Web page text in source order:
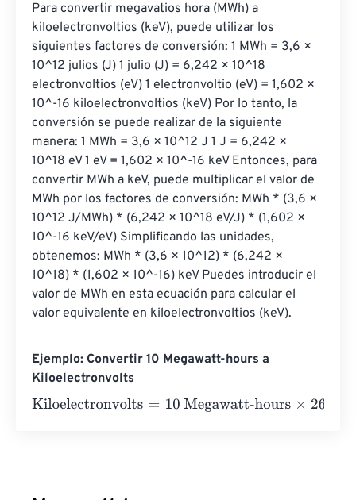
Para convertir megavatios hora (MWh) a
kiloelectronvoltios (keV), puede utilizar los
siguientes factores de conversión: 1 MWh = 3,6 ×
10^12 julios (J) 1 julio (J) = 6,242 × 10^18
electronvoltios (eV) 1 electronvoltio (eV) = 1,602 ×
10^-16 kiloelectronvoltios (keV) Por lo tanto, la
conversión se puede realizar de la siguiente
manera: 1 MWh = 3,6 × 10^12 J 1 J = 6,242 ×
10^18 eV 1 eV = 1,602 × 10^-16 keV Entonces, para
convertir MWh a keV, puede multiplicar el valor de
MWh por los factores de conversión: MWh * (3,6 ×
10^12 J/MWh) * (6,242 × 10^18 eV/J) * (1,602 ×
10^-16 keV/eV) Simplificando las unidades,
obtenemos: MWh * (3,6 × 10^12) * (6,242 ×
10^18) * (1,602 × 10^-16) keV Puedes introducir el
valor de MWh en esta ecuación para calcular el
valor equivalente en kiloelectronvoltios (keV).
Ejemplo: Convertir 10 Megawatt-hours a
Kiloelectronvolts
Kiloelectronvolts=10 Megawatt-hours×26845056410